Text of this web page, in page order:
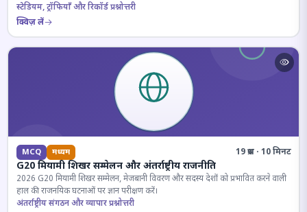
स्टेडियम, ट्रॉफियाँ और रिकॉर्ड प्रश्नोत्तरी
क्विज़ लें
MCQ मध्यम 19 प्रश्न · 10 मिनट
G20 मियामी शिखर सम्मेलन और अंतर्राष्ट्रीय राजनीति
2026 G20 मियामी शिखर सम्मेलन, मेजबानी विवरण और सदस्य देशों को प्रभावित करने वाली
हाल की राजनयिक घटनाओं पर ज्ञान परीक्षण करें।
अंतर्राष्ट्रीय संगठन और व्यापार प्रश्नोत्तरी